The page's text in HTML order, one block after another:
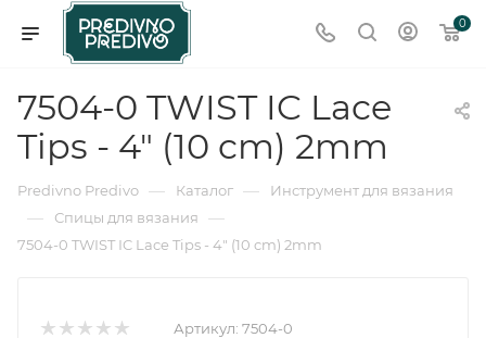
0
7504-0 TWIST IC Lace
Tips - 4" (10 cm) 2mm
Predivno Predivo — Каталог — Инструмент для вязания
— Спицы для вязания —
7504-0 TWIST IC Lace Tips - 4" (10 cm) 2mm
Артикул: 7504-0